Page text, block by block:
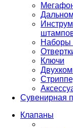
Наборы
Ключи
Сувенирная
Клапаны